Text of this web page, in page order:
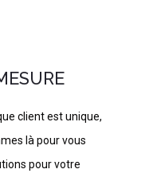
client est unique,
là pour vous
pour votre